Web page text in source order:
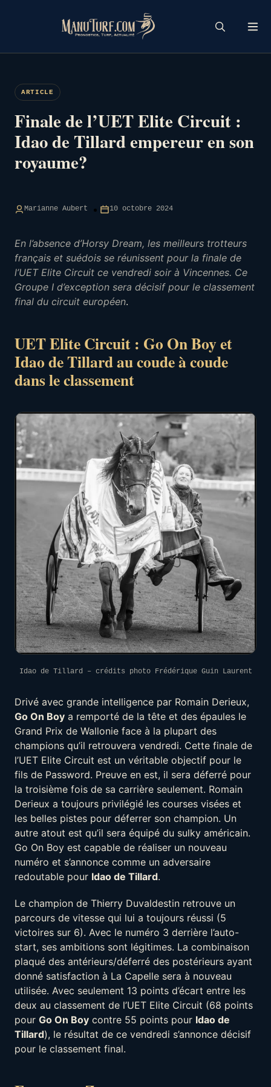
ARTICLE
Finale de l’UET Elite Circuit :
Idao de Tillard empereur en son
royaume?
Marianne Aubert 10 octobre 2024
En l’absence d’Horsy Dream, les meilleurs trotteurs
français et suédois se réunissent pour la finale de
l’UET Elite Circuit ce vendredi soir à Vincennes. Ce
Groupe I d’exception sera décisif pour le classement
final du circuit européen.
UET Elite Circuit : Go On Boy et
Idao de Tillard au coude à coude
dans le classement
Idao de Tillard – crédits photo Frédérique Guin Laurent
Drivé avec grande intelligence par Romain Derieux,
Go On Boy a remporté de la tête et des épaules le
Grand Prix de Wallonie face à la plupart des
champions qu’il retrouvera vendredi. Cette finale de
l’UET Elite Circuit est un véritable objectif pour le
fils de Password. Preuve en est, il sera déferré pour
la troisième fois de sa carrière seulement. Romain
Derieux a toujours privilégié les courses visées et
les belles pistes pour déferrer son champion. Un
autre atout est qu’il sera équipé du sulky américain.
Go On Boy est capable de réaliser un nouveau
numéro et s’annonce comme un adversaire
redoutable pour Idao de Tillard.
Le champion de Thierry Duvaldestin retrouve un
parcours de vitesse qui lui a toujours réussi (5
victoires sur 6). Avec le numéro 3 derrière l’auto-
start, ses ambitions sont légitimes. La combinaison
plaqué des antérieurs/déferré des postérieurs ayant
donné satisfaction à La Capelle sera à nouveau
utilisée. Avec seulement 13 points d’écart entre les
deux au classement de l’UET Elite Circuit (68 points
pour Go On Boy contre 55 points pour Idao de
Tillard), le résultat de ce vendredi s’annonce décisif
pour le classement final.